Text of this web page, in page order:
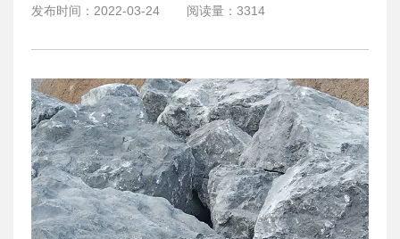
发布时间： 2022-03-24 阅读量： 3314